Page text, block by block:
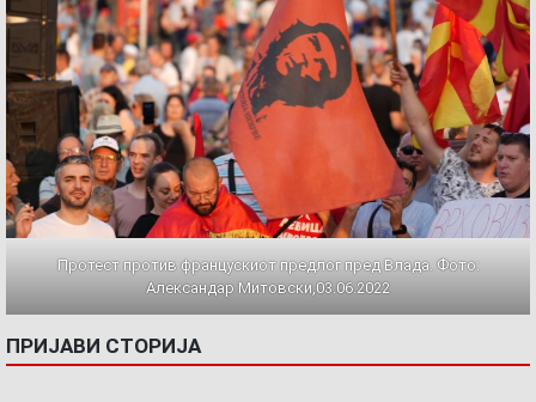
Протест против францускиот предлог пред Влада. Фото:
Александар Митовски,03.06.2022
ПРИЈАВИ СТОРИЈА